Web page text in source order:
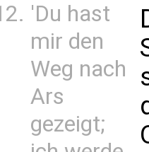
'Du hast
mir den
Weg nach
Ars
gezeigt;